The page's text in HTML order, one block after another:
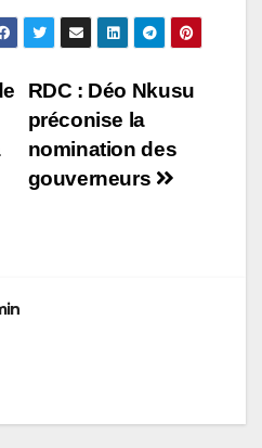
RDC : Déo Nkusu
préconise la
nomination des
gouverneurs